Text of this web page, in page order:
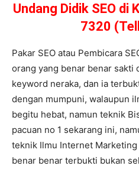
Undang Didik SEO
7320
Pakar SEO atau Pembicara
orang yang benar benar sakti
keyword neraka, dan ia
dengan mumpuni, walaupun
begitu hebat, namun teknik
pacuan no 1 sekarang ini,
teknik Ilmu Internet
benar benar terbukti bukan